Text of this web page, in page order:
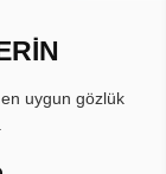
uygun gözlük